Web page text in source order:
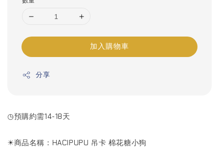
加入購物車
分享
◷預購約需14-18天
☀商品名稱：HACIPUPU 吊卡 棉花糖小狗